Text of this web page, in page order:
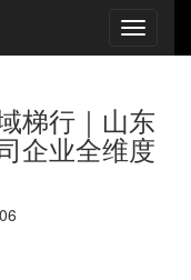
梯行｜山东
企业全维度